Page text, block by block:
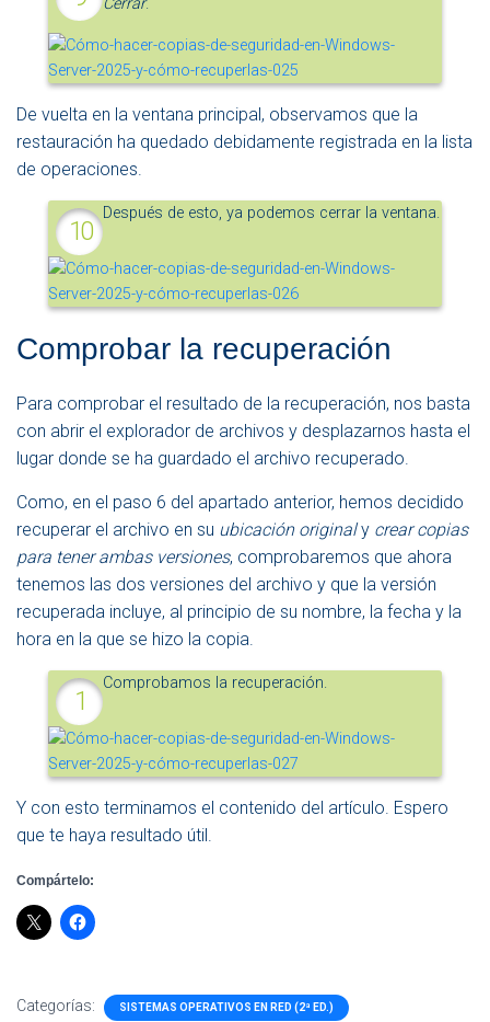
De vuelta en la ventana principal, observamos que la
restauración ha quedado debidamente registrada en la lista
de operaciones.
Después de esto, ya podemos cerrar la ventana.
Comprobar la recuperación
Para comprobar el resultado de la recuperación, nos basta
con abrir el explorador de archivos y desplazarnos hasta el
lugar donde se ha guardado el archivo recuperado.
Como, en el paso 6 del apartado anterior, hemos decidido
recuperar el archivo en su ubicación originaly crear copias
para tener ambas versiones, comprobaremos que ahora
tenemos las dos versiones del archivo y que la versión
recuperada incluye, al principio de su nombre, la fecha y la
hora en la que se hizo la copia.
Comprobamos la recuperación.
Y con esto terminamos el contenido del artículo. Espero
que te haya resultado útil.
Compártelo:
Categorías: SISTEMAS OPERATIVOS EN RED (2ª ED.)